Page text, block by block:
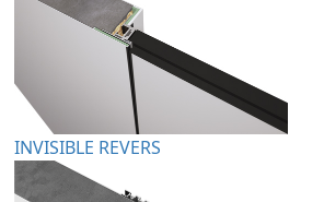
INVISIBLE REVERS